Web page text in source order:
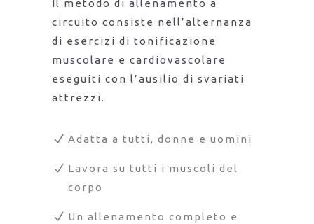
Il metodo di allenamento a
circuito consiste nell’alternanza
di esercizi di tonificazione
muscolare e cardiovascolare
eseguiti con l’ausilio di svariati
attrezzi.
Adatta a tutti, donne e uomini
Lavora su tutti i muscoli del
corpo
Un allenamento completo e